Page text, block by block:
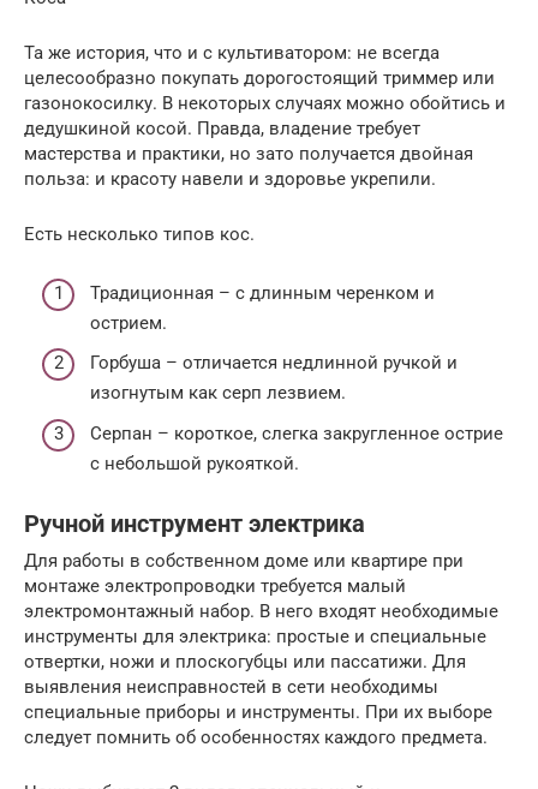
Та же история, что и с культиватором: не всегда
целесообразно покупать дорогостоящий триммер или
газонокосилку. В некоторых случаях можно обойтись и
дедушкиной косой. Правда, владение требует
мастерства и практики, но зато получается двойная
польза: и красоту навели и здоровье укрепили.
Есть несколько типов кос.
Традиционная – с длинным черенком и
острием.
Горбуша – отличается недлинной ручкой и
изогнутым как серп лезвием.
Серпан – короткое, слегка закругленное острие
с небольшой рукояткой.
Ручной инструмент электрика
Для работы в собственном доме или квартире при
монтаже электропроводки требуется малый
электромонтажный набор. В него входят необходимые
инструменты для электрика: простые и специальные
отвертки, ножи и плоскогубцы или пассатижи. Для
выявления неисправностей в сети необходимы
специальные приборы и инструменты. При их выборе
следует помнить об особенностях каждого предмета.